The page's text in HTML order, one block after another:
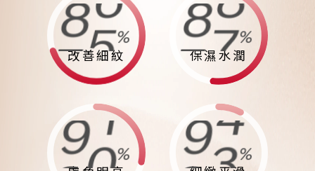
8
7
6
6
5
4
%
改善細紋
8
7
6
8
7
6
%
保濕水潤
91%
94%